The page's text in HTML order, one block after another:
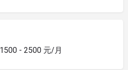
1500 - 2500 元/月